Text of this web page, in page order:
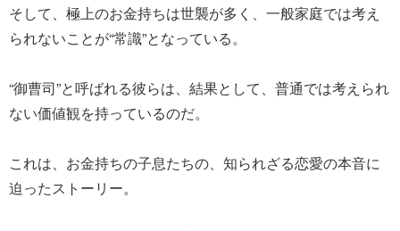
そして、極上のお金持ちは世襲が多く、一般家庭では考え
られないことが“常識”となっている。
“御曹司”と呼ばれる彼らは、結果として、普通では考えられ
ない価値観を持っているのだ。
これは、お金持ちの子息たちの、知られざる恋愛の本音に
迫ったストーリー。